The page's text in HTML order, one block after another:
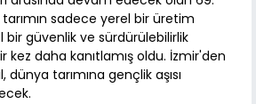
tarımın sadece yerel bir üretim
bir güvenlik ve sürdürülebilirlik
kez daha kanıtlamış oldu. İzmir'den
dünya tarımına gençlik aşısı